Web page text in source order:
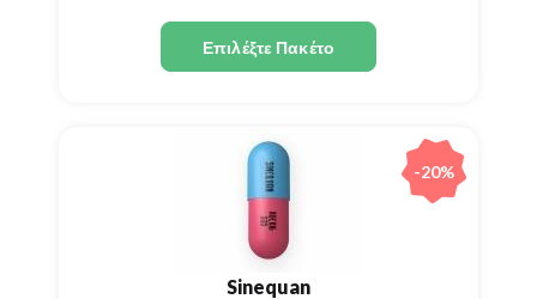
Επιλέξτε Πακέτο
Sinequan
-20%